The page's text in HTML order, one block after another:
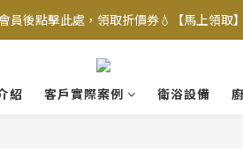
員後點擊此處，領取折價券💧【馬上領取】
紹 客戶實際案例 衛浴設備